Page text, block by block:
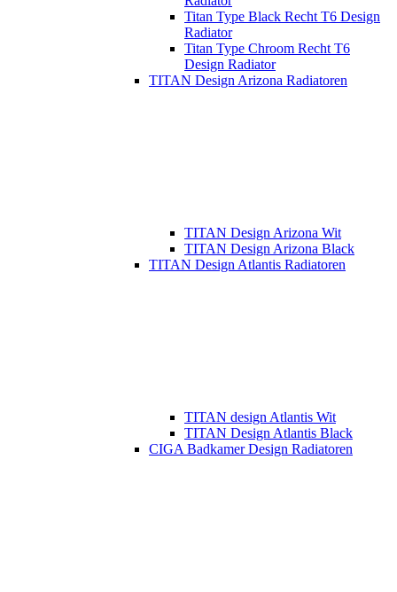
Titan Type Black Recht T6 Design
Radiator
Titan Type Chroom Recht T6
Design Radiator
TITAN Design Arizona Radiatoren
TITAN Design Arizona Wit
TITAN Design Arizona Black
TITAN Design Atlantis Radiatoren
TITAN design Atlantis Wit
TITAN Design Atlantis Black
CIGA Badkamer Design Radiatoren